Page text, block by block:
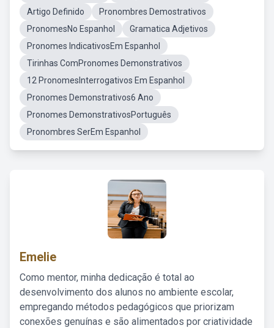
Artigo Definido
Pronombres Demostrativos
PronomesNo Espanhol
Gramatica Adjetivos
Pronomes IndicativosEm Espanhol
Tirinhas ComPronomes Demonstrativos
12 PronomesInterrogativos Em Espanhol
Pronomes Demonstrativos6 Ano
Pronomes DemonstrativosPortuguês
Pronombres SerEm Espanhol
Emelie
Como mentor, minha dedicação é total ao
desenvolvimento dos alunos no ambiente escolar,
empregando métodos pedagógicos que priorizam
conexões genuínas e são alimentados por criatividade